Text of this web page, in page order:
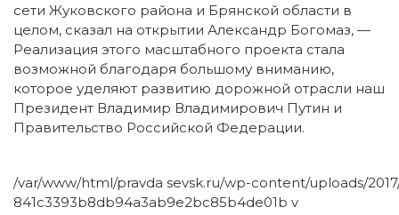
сети Жуковского района и Брянской области в
целом, сказал на открытии Александр Богомаз, —
Реализация этого масштабного проекта стала
возможной благодаря большому вниманию,
которое уделяют развитию дорожной отрасли наш
Президент Владимир Владимирович Путин и
Правительство Российской Федерации.
/var/www/html/pravda sevsk.ru/wp-content/uploads/
841c3393b8db94a3ab9e2bc85b4de01b v